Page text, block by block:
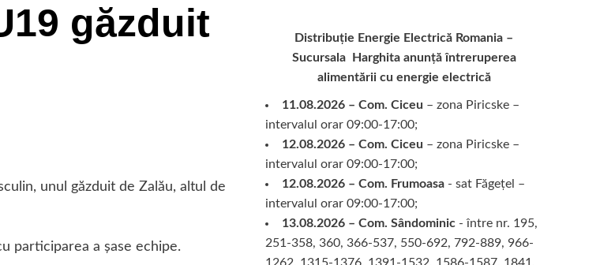
găzduit
unul găzduit de Zalău, altul de
participarea a şase echipe.
Distribuție Energie Electrică Romania –
Sucursala Harghita anunță întreruperea
alimentării cu energie electrică
11.08.2026 – Com. Ciceu – zona Piricske –
intervalul orar 09:00-17:00;
12.08.2026 – Com. Ciceu – zona Piricske –
intervalul orar 09:00-17:00;
12.08.2026 – Com. Frumoasa- sat Făgețel –
intervalul orar 09:00-17:00;
13.08.2026 – Com. Sândominic- între nr. 195,
251-358, 360, 366-537, 550-692, 792-889, 966-